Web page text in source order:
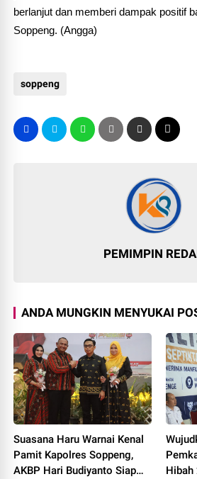
berlanjut dan memberi dampak positif
Soppeng. (Angga)
soppeng
PEMIMPIN
ANDA MUNGKIN MENYUKAI
Suasana Haru Warnai Kenal
Pamit Kapolres Soppeng,
AKBP Hari Budiyanto Siap
Hibah